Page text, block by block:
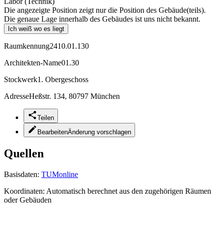
Die angezeigte Position zeigt nur die Position des Gebäude(teils).
Die genaue Lage innerhalb des Gebäudes ist uns nicht bekannt.
Ich weiß wo es liegt
Raumkennung2410.01.130
Architekten-Name01.30
Stockwerk1. Obergeschoss
AdresseHeßstr. 134, 80797 München
Teilen
BearbeitenÄnderung vorschlagen
Quellen
Basisdaten: TUMonline
Koordinaten: Automatisch berechnet aus den zugehörigen Räumen
oder Gebäuden